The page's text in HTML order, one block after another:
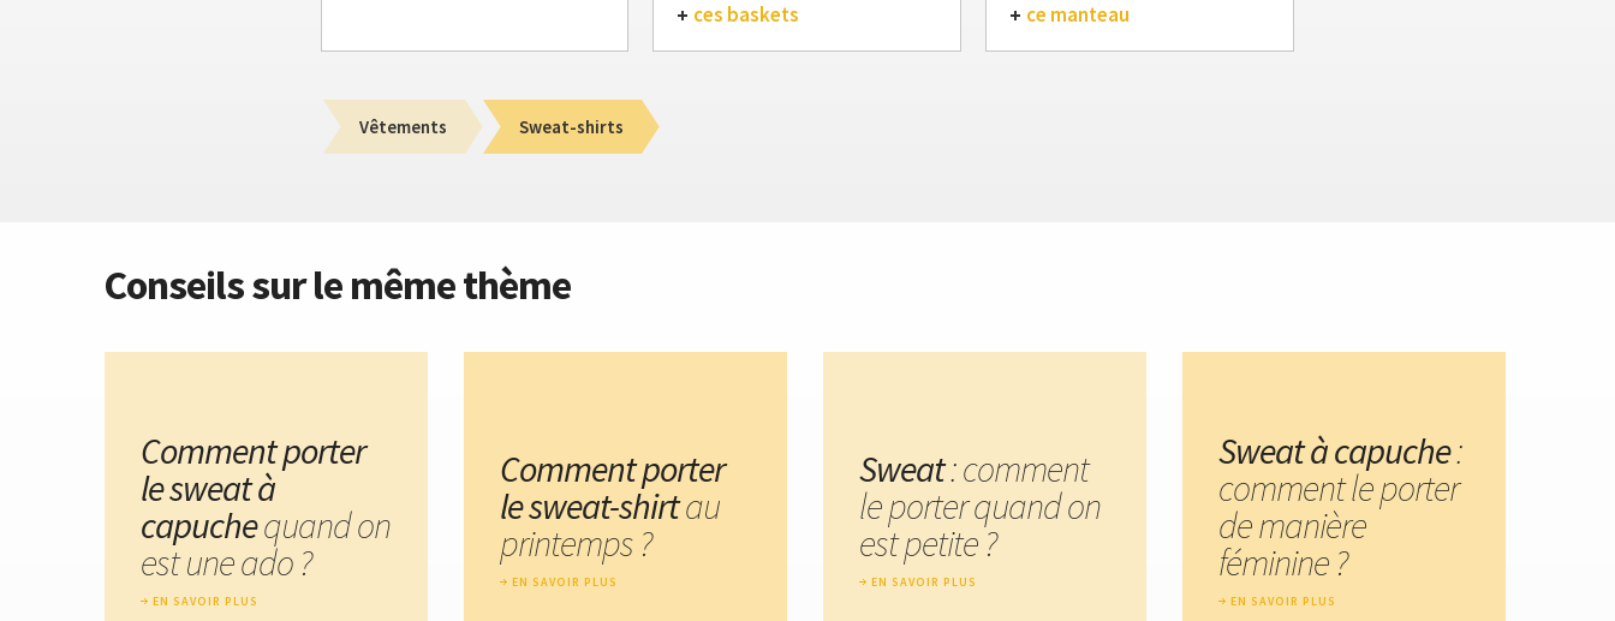
ces baskets
ce manteau
Vêtements Sweat-shirts
Conseils sur le même thème
Comment porter
le sweat à
capuchequand on
est une ado ?
EN SAVOIR PLUS
Comment porter
le sweat-shirtau
printemps ?
EN SAVOIR PLUS
Sweat: comment
le porter quand on
est petite ?
EN SAVOIR PLUS
Sweat à capuche:
comment le porter
de manière
féminine ?
EN SAVOIR PLUS